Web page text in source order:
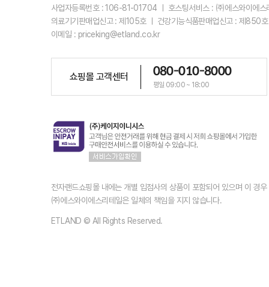
사업자등록번호 : 106-81-01704 ㅣ 호스팅서비스 : ㈜에스와이에
의료기기판매업신고 : 제105호 ㅣ 건강기능식품판매업신고 : 제850
이메일 : priceking@etland.co.kr
쇼핑몰 고객센터 080-010-8000
평일 09:00 ~ 18:00
전자랜드쇼핑몰 내에는 개별 입점사의 상품이 포함되어 있으며 이 경
㈜에스와이에스리테일은 일체의 책임을 지지 않습니다.
ETLAND © All Rights Reserved.